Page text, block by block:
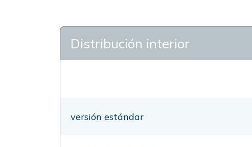
Distribución interior
versión estándar